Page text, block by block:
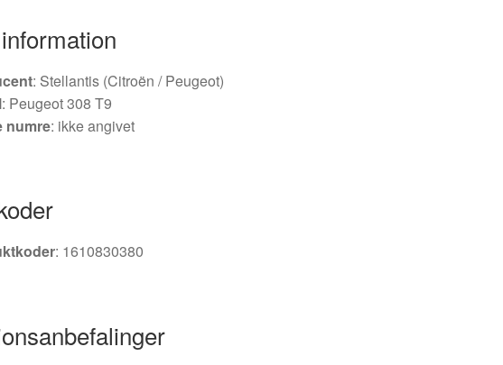
: Stellantis (Citroën / Peugeot)
: Peugeot 308 T9
numre: ikke angivet
: 1610830380